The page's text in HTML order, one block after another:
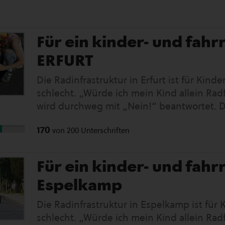
Für ein kinder- und
ERFURT
Die Radinfrastruktur in Erfurt ist für
schlecht. „Würde ich mein Kind allein
wird durchweg mit „Nein!“ beantwortet.
sinken. Dabei wollen sie eigenständig
Resonanz aus der breiten Bevölkerung.
weltweite Bewegung. Seit 2017 gibt es
bunten Fahrraddemos erobern
Straße. Das Format hat Kinder und
setzt sich für lebenswerte Städte ein.
170 von 200 Unterschriften
Für ein kinder- und
Espelkamp
Die Radinfrastruktur in Espelkamp ist für
schlecht. „Würde ich mein Kind allein